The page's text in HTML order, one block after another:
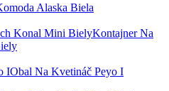
Alaska Biela
Kontajner Na
Obal Na Kvetináč Peyo I